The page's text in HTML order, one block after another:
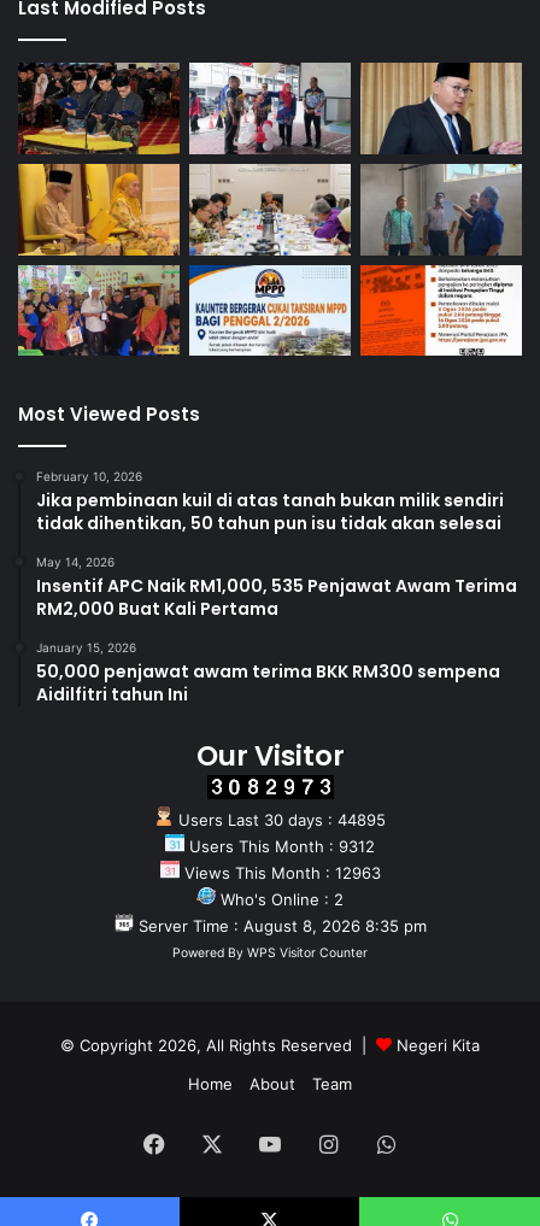
Last Modified Posts
Most Viewed Posts
February 10, 2026
Jika pembinaan kuil di atas tanah bukan milik sendiri
tidak dihentikan, 50 tahun pun isu tidak akan selesai
May 14, 2026
Insentif APC Naik RM1,000, 535 Penjawat Awam Terima
RM2,000 Buat Kali Pertama
January 15, 2026
50,000 penjawat awam terima BKK RM300 sempena
Aidilfitri tahun Ini
Our Visitor
Users Last 30 days : 44895
Users This Month : 9312
Views This Month : 12963
Who's Online : 2
Server Time : August 8, 2026 8:35 pm
Powered By WPS Visitor Counter
© Copyright 2026, All Rights Reserved |
Negeri Kita
Home
About Team
Facebook YouTubeInstagramWhatsApp